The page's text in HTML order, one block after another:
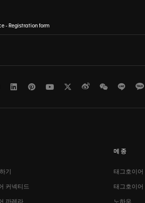
- Registration form
InstagramLinkedInPinterest
Youtube
TwitterWeiboWeChat
Line
기
커넥티드
메종
태그호이어
태그호이어